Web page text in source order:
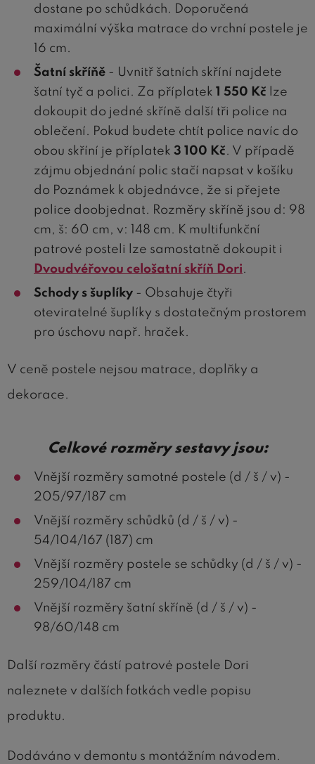
dostane po schůdkách. Doporučená
maximální výška matrace do vrchní postele je
16 cm.
Šatní skříňě - Uvnitř šatních skříní najdete
šatní tyč a polici. Za příplatek 1 550 Kč lze
dokoupit do jedné skříně další tři police na
oblečení. Pokud budete chtít police navíc do
obou skříní je příplatek 3 100 Kč . V případě
zájmu objednání polic stačí napsat v košíku
do Poznámek k objednávce, že si přejete
police doobjednat. Rozměry skříně jsou d: 98
cm, š: 60 cm, v: 148 cm. K multifunkční
patrové posteli lze samostatně dokoupit i
Dvoudvéřovou celošatní skříň Dori
Schody s šuplíky - Obsahuje čtyři
oteviratelné šuplíky s dostatečným prostorem
pro úschovu např. hraček.
V ceně postele nejsou matrace, doplňky a
dekorace.
Celkové rozměry sestavy jsou:
Vnější rozměry samotné postele (d / š / v) -
205/97/187 cm
Vnější rozměry schůdků (d / š / v) -
54/104/167 (187) cm
Vnější rozměry postele se schůdky (d / š / v) -
259/104/187 cm
Vnější rozměry šatní skříně (d / š / v) -
98/60/148 cm
Další rozměry částí patrové postele Dori
naleznete v dalších fotkách vedle popisu
produktu.
Dodáváno v demontu s montážním návodem.